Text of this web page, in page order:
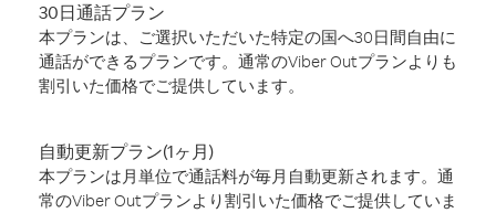
30日通話プラン
本プランは、ご選択いただいた特定の国へ30日間自由に
通話ができるプランです。通常のViber Outプランよりも
割引いた価格でご提供しています。
自動更新プラン(1ヶ月)
本プランは月単位で通話料が毎月自動更新されます。通
常のViber Outプランより割引いた価格でご提供していま